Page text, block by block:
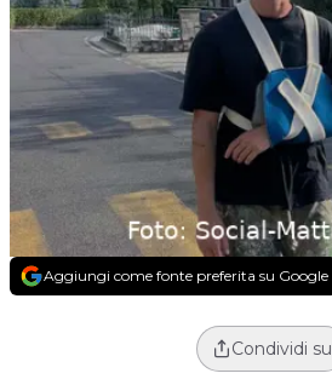
Aggiungi come fonte preferita su Google
Condividi su